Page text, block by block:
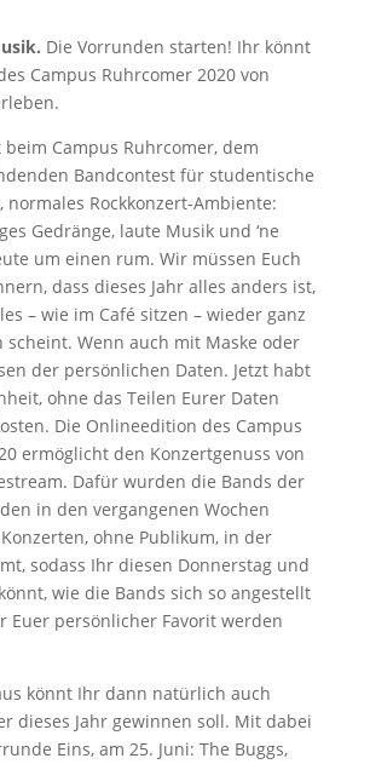
Die Vorrunden starten! Ihr könnt
Campus Ruhrcomer 2020 von
Campus Ruhrcomer, dem
Bandcontest für studentische
normales Rockkonzert-Ambiente:
Gedränge, laute Musik und ‘ne
um einen rum. Wir müssen Euch
dass dieses Jahr alles anders ist,
– wie im Café sitzen – wieder ganz
scheint. Wenn auch mit Maske oder
der persönlichen Daten. Jetzt habt
ohne das Teilen Eurer Daten
Die Onlineedition des Campus
ermöglicht den Konzertgenuss von
Dafür wurden die Bands der
in den vergangenen Wochen
ohne Publikum, in der
sodass Ihr diesen Donnerstag und
wie die Bands sich so angestellt
Euer persönlicher Favorit werden
könnt Ihr dann natürlich auch
dieses Jahr gewinnen soll. Mit dabei
Eins, am 25. Juni: The Buggs,